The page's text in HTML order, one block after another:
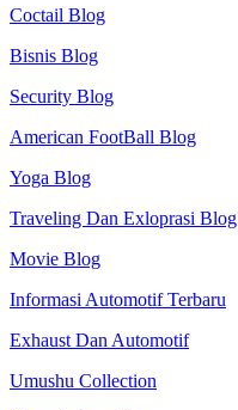
Coctail Blog
Bisnis Blog
Security Blog
American FootBall Blog
Yoga Blog
Traveling Dan Exloprasi Blog
Movie Blog
Informasi Automotif Terbaru
Exhaust Dan Automotif
Umushu Collection